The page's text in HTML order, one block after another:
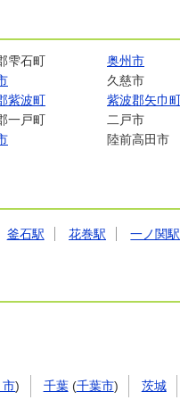
雫石町
奥州市
久慈市
紫波町
紫波郡矢巾
一戸町
二戸市
陸前高田市
釜石駅 花巻駅 一ノ関駅
市) 千葉(千葉市) 茨城